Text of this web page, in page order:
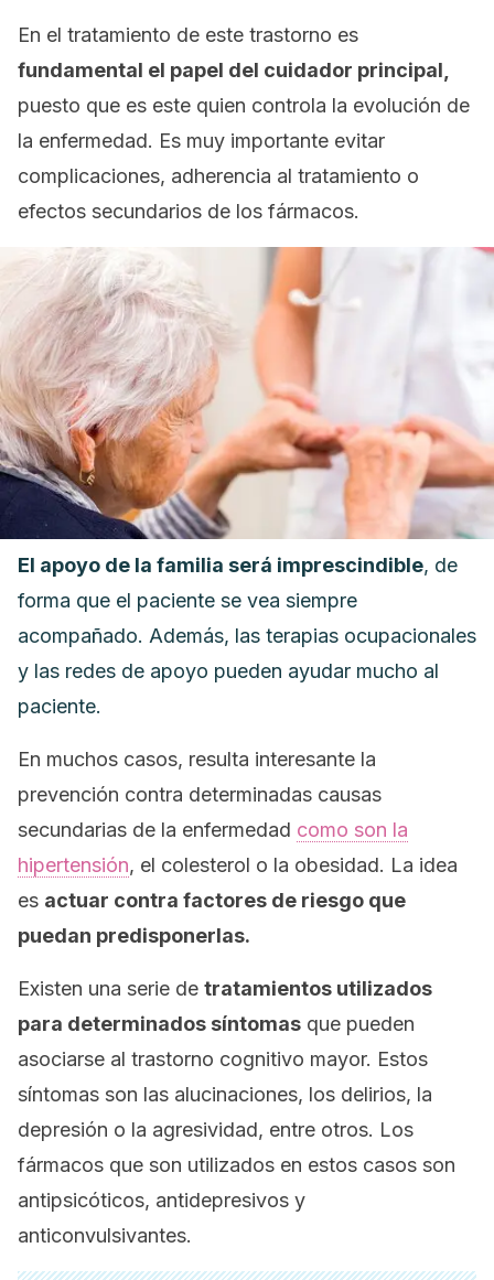
En el tratamiento de este trastorno es
fundamental el papel del cuidador principal,
puesto que es este quien controla la evolución de
la enfermedad. Es muy importante evitar
complicaciones, adherencia al tratamiento o
efectos secundarios de los fármacos.
El apoyo de la familia será imprescindible, de
forma que el paciente se vea siempre
acompañado. Además, las terapias ocupacionales
y las redes de apoyo pueden ayudar mucho al
paciente.
En muchos casos, resulta interesante la
prevención contra determinadas causas
secundarias de la enfermedad como son la
hipertensión, el colesterol o la obesidad. La idea
es actuar contra factores de riesgo que
puedan predisponerlas.
Existen una serie de tratamientos utilizados
para determinados síntomas que pueden
asociarse al trastorno cognitivo mayor. Estos
síntomas son las alucinaciones, los delirios, la
depresión o la agresividad, entre otros. Los
fármacos que son utilizados en estos casos son
antipsicóticos, antidepresivos y
anticonvulsivantes.